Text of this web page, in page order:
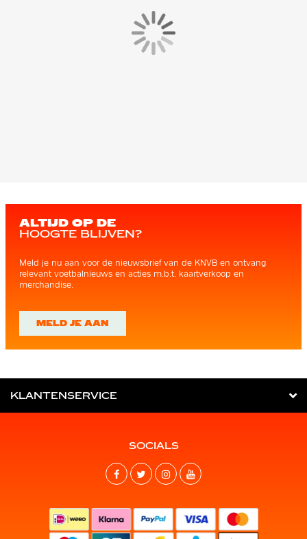
ALTIJD OP DE
HOOGTE BLIJVEN?
Meld je nu aan voor de nieuwsbrief van de KNVB en ontvang
relevant voetbalnieuws en acties m.b.t. kaartverkoop en
merchandise.
MELD JE AAN
KLANTENSERVICE
SOCIALS